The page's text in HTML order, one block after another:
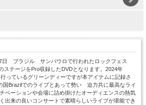
7日 ブラジル サンパウロで行われたロックフェス
ステージをPro収録したDVDとなります。2024年
っているグリーンディーですが本アイテムに記録さ
国Brazilでのライブとあって勢い 迫力共に最高なライ
ベーションや会場に詰め掛けたオーディエンスの熱気
出来の良いコンサートで素晴らしいライブが堪能でき